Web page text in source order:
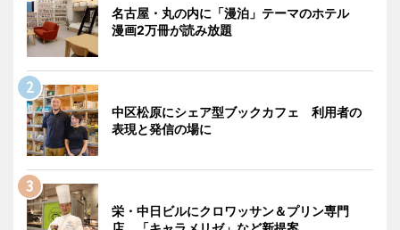
名古屋・丸の内に「漫泊」テーマのホテル
漫画2万冊が読み放題
中区松原にシェア型ブックカフェ 利用者の
表現と発信の場に
栄・中日ビルにクロワッサン＆プリン専門